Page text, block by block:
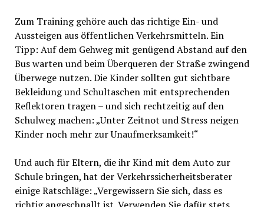
Zum Training gehöre auch das richtige Ein- und
Aussteigen aus öffentlichen Verkehrsmitteln. Ein
Tipp: Auf dem Gehweg mit genügend Abstand auf den
Bus warten und beim Überqueren der Straße zwingend
Überwege nutzen. Die Kinder sollten gut sichtbare
Bekleidung und Schultaschen mit entsprechenden
Reflektoren tragen – und sich rechtzeitig auf den
Schulweg machen: „Unter Zeitnot und Stress neigen
Kinder noch mehr zur Unaufmerksamkeit!“
Und auch für Eltern, die ihr Kind mit dem Auto zur
Schule bringen, hat der Verkehrssicherheitsberater
einige Ratschläge: „Vergewissern Sie sich, dass es